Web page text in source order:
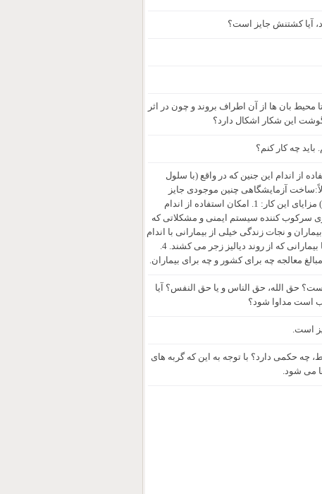
آیا کشتنش جایز است؟
محیط بان ها از آن اطراف بروند و چون در اثر
این شکار اشکال دارد؟
چه کار کنم؟
از اندام این جنین که در واقع (با سلول
آزمایشگاهی چنین موجودی جایز
است؟ ثانیاً بر فرض جواز؛ پیوند گرفتن از آن برای انسان های نیازمند جایز است؟) مزایای این کار: 1. امکان استفاده از اندام
در میزان تجویز داروی سرکوب کننده سیستم ایمنی و مشکلاتی که
به این اندام برای بیماران و نجات زندگی خیلی از بیمارانی با اندام
معلول که به این دلیل نمی توانند جفت اندام مد نظرشان را برای پیوند پیدا کنند یا بیمارانی که از روند دیالیز زجر می کشند. 4.
حق الله، حق الناس و یا حق النفس؟ آیا
است مداوا شود؟
چه حکمی دارد؟ با توجه به این که گربه های
می شود.